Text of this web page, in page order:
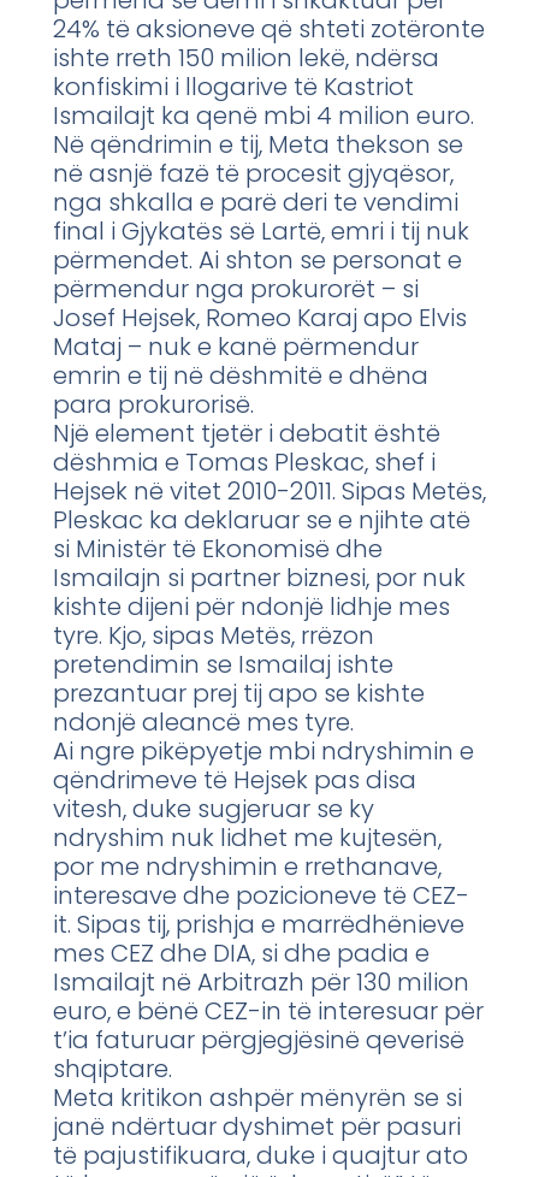
24% të aksioneve që shteti zotëronte
ishte rreth 150 milion lekë, ndërsa
konfiskimi i llogarive të Kastriot
Ismailajt ka qenë mbi 4 milion euro.
Në qëndrimin e tij, Meta thekson se
në asnjë fazë të procesit gjyqësor,
nga shkalla e parë deri te vendimi
final i Gjykatës së Lartë, emri i tij nuk
përmendet. Ai shton se personat e
përmendur nga prokurorët – si
Josef Hejsek, Romeo Karaj apo Elvis
Mataj – nuk e kanë përmendur
emrin e tij në dëshmitë e dhëna
para prokurorisë.
Një element tjetër i debatit është
dëshmia e Tomas Pleskac, shef i
Hejsek në vitet 2010-2011. Sipas Metës,
Pleskac ka deklaruar se e njihte atë
si Ministër të Ekonomisë dhe
Ismailajn si partner biznesi, por nuk
kishte dijeni për ndonjë lidhje mes
tyre. Kjo, sipas Metës, rrëzon
pretendimin se Ismailaj ishte
prezantuar prej tij apo se kishte
ndonjë aleancë mes tyre.
Ai ngre pikëpyetje mbi ndryshimin e
qëndrimeve të Hejsek pas disa
vitesh, duke sugjeruar se ky
ndryshim nuk lidhet me kujtesën,
por me ndryshimin e rrethanave,
interesave dhe pozicioneve të CEZ-
it. Sipas tij, prishja e marrëdhënieve
mes CEZ dhe DIA, si dhe padia e
Ismailajt në Arbitrazh për 130 milion
euro, e bënë CEZ-in të interesuar për
t’ia faturuar përgjegjësinë qeverisë
shqiptare.
Meta kritikon ashpër mënyrën se si
janë ndërtuar dyshimet për pasuri
të pajustifikuara, duke i quajtur ato